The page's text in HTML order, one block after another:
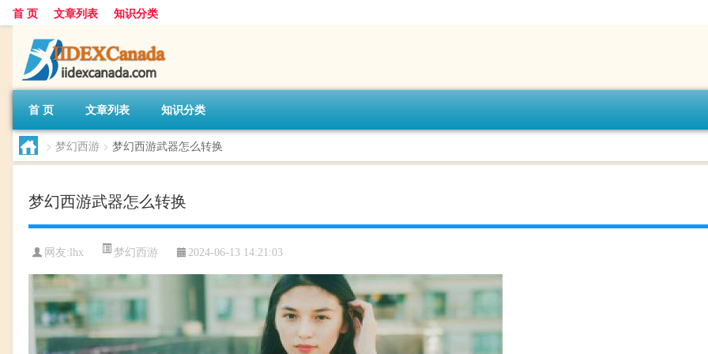
首 页 文章列表 知识分类
首 页 文章列表 知识分类
> 梦幻西游 > 梦幻西游武器怎么转换
梦幻西游武器怎么转换
网友: lhx 梦幻西游 2024-06-13 14:21:03